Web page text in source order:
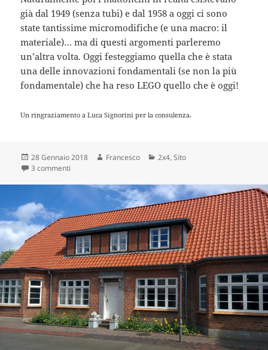
già dal 1949 (senza tubi) e dal 1958 a oggi ci sono
state tantissime micromodifiche (e una macro: il
materiale)… ma di questi argomenti parleremo
un’altra volta. Oggi festeggiamo quella che è stata
una delle innovazioni fondamentali (se non la più
fondamentale) che ha reso LEGO quello che è oggi!
Un ringraziamento a Luca Signorini per la consulenza.
Scritto
il
28 Gennaio 2018 Autore
Francesco Categorie
2x4,Sito
3 commenti